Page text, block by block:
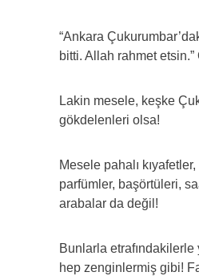
“Ankara
bitti. Allah rahmet
Lakin mesele, keşke
gökdelenleri olsa!
Mesele pahalı
parfümler, başörtüleri,
arabalar da değil!
Bunlarla
hep zenginlermiş gibi!